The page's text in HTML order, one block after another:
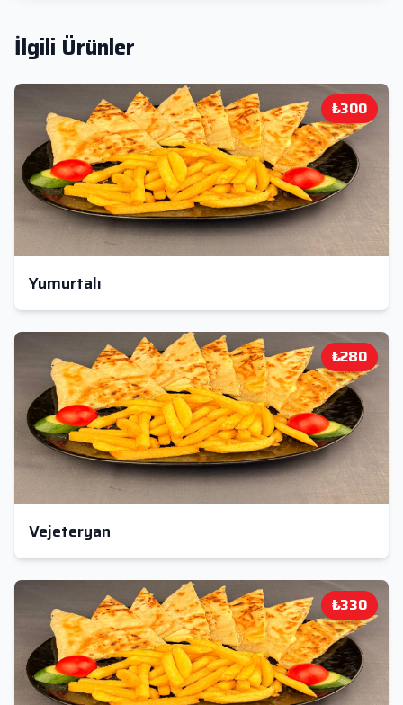
İlgili Ürünler
₺300
Yumurtalı
₺280
Vejeteryan
₺330